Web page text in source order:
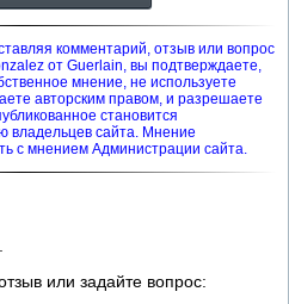
комментарий, отзыв или вопрос
от Guerlain, вы подтверждаете,
мнение, не используете
авторским правом, и разрешаете
становится
владельцев сайта. Мнение
с мнением Администрации сайта.
или задайте вопрос: